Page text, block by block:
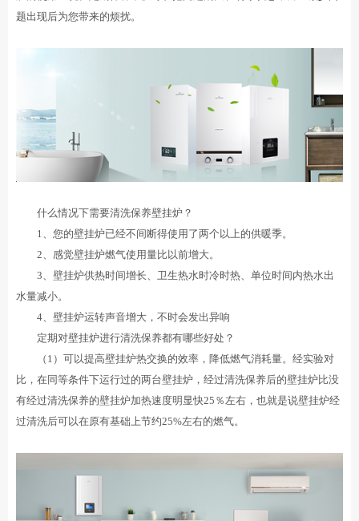
题出现后为您带来的烦扰。
什么情况下需要清洗保养壁挂炉？
1、您的壁挂炉已经不间断得使用了两个以上的供暖季。
2、感觉壁挂炉燃气使用量比以前增大。
3、壁挂炉供热时间增长、卫生热水时冷时热、单位时间内热水出
水量减小。
4、壁挂炉运转声音增大，不时会发出异响
定期对壁挂炉进行清洗保养都有哪些好处？
（1）可以提高壁挂炉热交换的效率，降低燃气消耗量。经实验对
比，在同等条件下运行过的两台壁挂炉，经过清洗保养后的壁挂炉比没
有经过清洗保养的壁挂炉加热速度明显快25％左右，也就是说壁挂炉经
过清洗后可以在原有基础上节约25%左右的燃气。